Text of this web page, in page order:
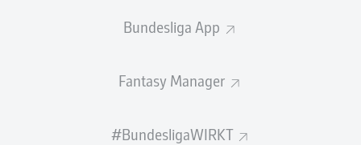
Bundesliga App
Fantasy Manager
#BundesligaWIRKT